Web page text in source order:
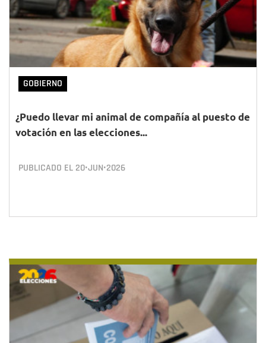
GOBIERNO
¿Puedo llevar mi animal de compañía al puesto de
votación en las elecciones...
PUBLICADO EL 20•JUN•2026